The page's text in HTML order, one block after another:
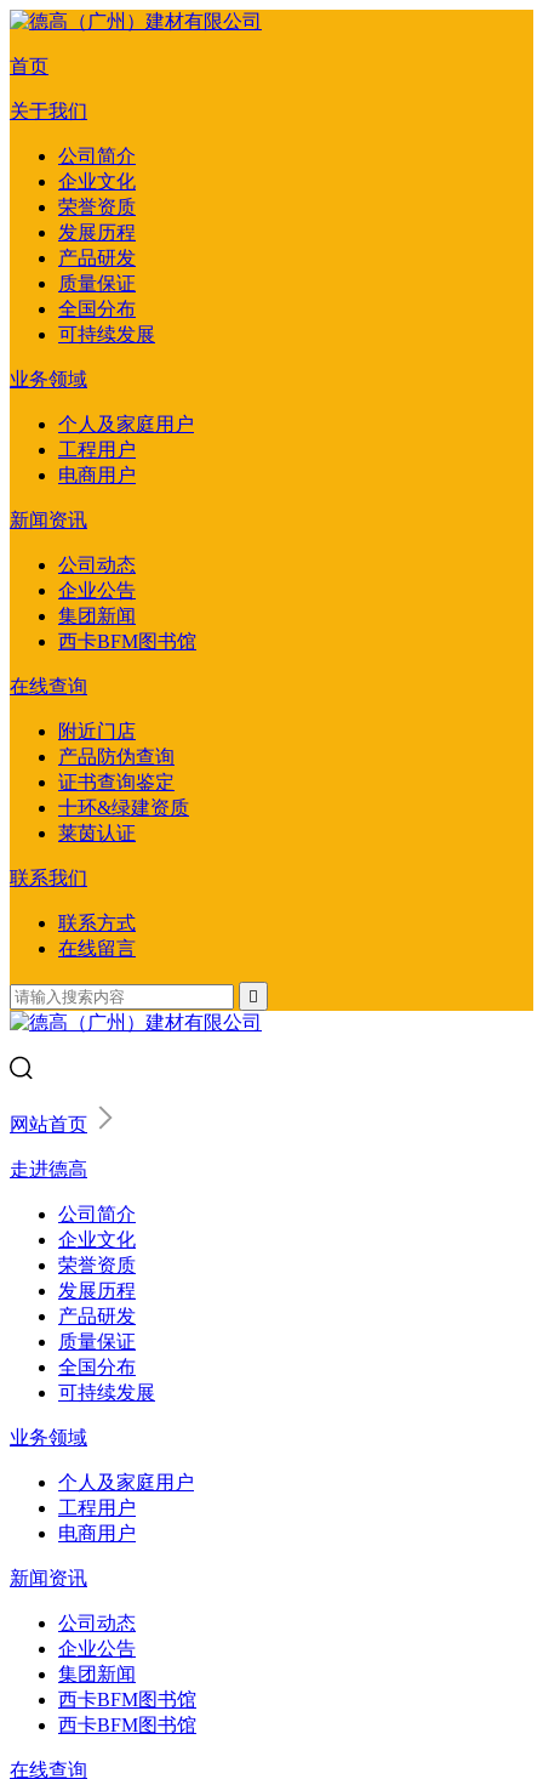
首页
关于我们
公司简介
企业文化
荣誉资质
发展历程
产品研发
质量保证
全国分布
可持续发展
业务领域
个人及家庭用户
工程用户
电商用户
新闻资讯
公司动态
企业公告
集团新闻
西卡BFM图书馆
在线查询
附近门店
产品防伪查询
证书查询鉴定
十环&绿建资质
莱茵认证
联系我们
联系方式
在线留言

网站首页
走进德高
公司简介
企业文化
荣誉资质
发展历程
产品研发
质量保证
全国分布
可持续发展
业务领域
个人及家庭用户
工程用户
电商用户
新闻资讯
公司动态
企业公告
集团新闻
西卡BFM图书馆
西卡BFM图书馆
在线查询